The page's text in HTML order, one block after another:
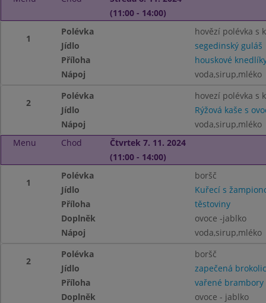
(11:00 - 14:00)
1
Polévka
hovězí polévka s
Jídlo
segedinský guláš
Příloha
houskové
Nápoj
voda,sirup,mléko
2
Polévka
hovezí polévka s
Jídlo
Rýžová kaše s
Nápoj
voda,sirup,mléko
Menu
Chod
Čtvrtek 7. 11. 2024
(11:00 - 14:00)
1
Polévka
boršč
Jídlo
Kuřecí s
Příloha
těstoviny
Doplněk
ovoce -jablko
Nápoj
voda,sirup,mléko
2
Polévka
boršč
Jídlo
zapečená
Příloha
vařené brambory
Doplněk
ovoce - jablko